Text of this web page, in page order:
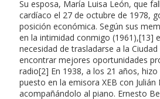
Su esposa, María Luisa León, que
cardíaco el 27 de octubre de 1978,
posición económica. Según sus
en la intimidad conmigo (1961),[13]
necesidad de trasladarse a la
encontrar mejores oportunidades
radio[2] En 1938, a los 21 años,
puesto en la emisora XEB con Julián
acompañándolo al piano. Ernesto